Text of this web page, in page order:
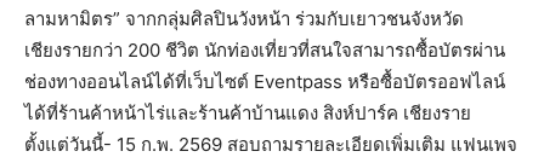
ลามหามิตร” จากกลุ่มศิลปินวังหน้า ร่วมกับเยาวชนจังหวัด
เชียงรายกว่า 200 ชีวิต นักท่องเที่ยวที่สนใจสามารถซื้อบัตรผ่าน
ช่องทางออนไลน์ได้ที่เว็บไซต์ Eventpass หรือซื้อบัตรออฟไลน์
ได้ที่ร้านค้าหน้าไร่และร้านค้าบ้านแดง สิงห์ปาร์ค เชียงราย
ตั้งแต่วันนี้- 15 ก.พ. 2569 สอบถามรายละเอียดเพิ่มเติม แฟนเพจ